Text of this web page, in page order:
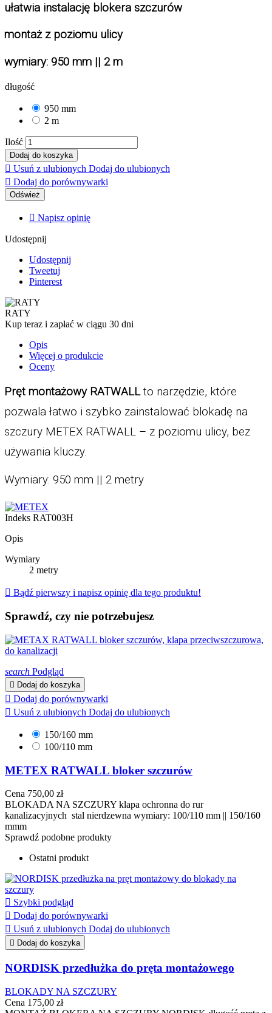
ułatwia instalację blokera szczurów
montaż z poziomu ulicy
wymiary: 950 mm || 2 m
długość
950 mm
2 m
Ilość
Dodaj do koszyka
 Usuń z ulubionych Dodaj do ulubionych
 Dodaj do porównywarki
 Napisz opinię
Udostępnij
Udostępnij
Tweetuj
Pinterest
RATY
Kup teraz i zapłać w ciągu 30 dni
Opis
Więcej o produkcie
Oceny
Pręt montażowy RATWALL to narzędzie, które
pozwala łatwo i szybko zainstalować blokadę na
szczury METEX RATWALL – z poziomu ulicy, bez
używania kluczy.
Wymiary: 950 mm || 2 metry
Indeks RAT003H
Opis
Wymiary
2 metry
 Bądź pierwszy i napisz opinię dla tego produktu!
Sprawdź, czy nie potrzebujesz
search Podgląd
 Dodaj do koszyka
 Dodaj do porównywarki
 Usuń z ulubionych Dodaj do ulubionych
150/160 mm
100/110 mm
METEX RATWALL bloker szczurów
Cena 750,00 zł
BLOKADA NA SZCZURY klapa ochronna do rur
kanalizacyjnych stal nierdzewna wymiary: 100/110 mm || 150/160
mmm
Sprawdź podobne produkty
Ostatni produkt
 Szybki podgląd
 Dodaj do porównywarki
 Usuń z ulubionych Dodaj do ulubionych
 Dodaj do koszyka
NORDISK przedłużka do pręta montażowego
BLOKADY NA SZCZURY
Cena 175,00 zł